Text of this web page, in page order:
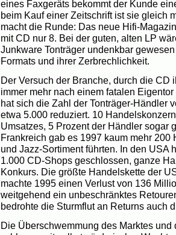
eines Faxgeräts bekommt der Kunde
beim Kauf einer Zeitschrift ist sie gleich
macht die Runde: Das neue Hifi-
mit CD nur 8. Bei der guten, alten LP
Junkware Tonträger undenkbar
Formats und ihrer Zerbrechlichkeit.
Der Versuch der Branche, durch die CD
immer mehr nach einem fatalen
hat sich die Zahl der Tonträger-Händler
etwa 5.000 reduziert. 10
Umsatzes, 5 Prozent der Händler sogar
Frankreich gab es 1997 kaum mehr 200
und Jazz-Sortiment führten. In den USA
1.000 CD-Shops geschlossen, ganze
Konkurs. Die größte Handelskette der
machte 1995 einen Verlust von 136
weitgehend ein unbeschränktes
bedrohte die Sturmflut an Returns auch
Die Überschwemmung des Marktes